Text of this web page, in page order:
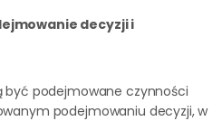
decyzji i
być podejmowane czynności
podejmowaniu decyzji, w